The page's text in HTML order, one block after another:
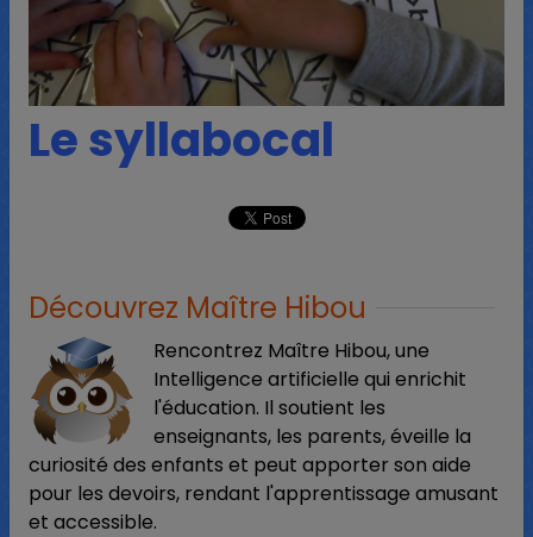
Le syllabocal
Découvrez Maître Hibou
Rencontrez Maître Hibou, une
Intelligence artificielle qui enrichit
l'éducation. Il soutient les
enseignants, les parents, éveille la
curiosité des enfants et peut apporter son aide
pour les devoirs, rendant l'apprentissage amusant
et accessible.